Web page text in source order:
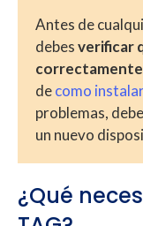
Antes de
debesverificar
correctamente
decomo
problemas,
un nuevo
¿Qué